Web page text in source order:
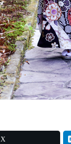
X